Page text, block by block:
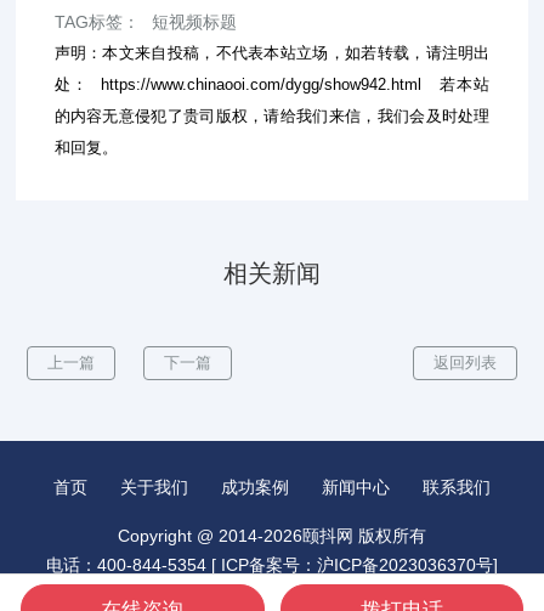
TAG标签： 短视频标题
声明：本文来自投稿，不代表本站立场，如若转载，请注明出
处：
https://www.chinaooi.com/dygg/show942.html
若本站
的内容无意侵犯了贵司版权，请给我们来信，我们会及时处理
和回复。
相关新闻
上一篇 下一篇 返回列表
首页 关于我们 成功案例 新闻中心 联系我们
Copyright @ 2014-2026颐抖网 版权所有
电话：400-844-5354 [ ICP备案号：沪ICP备2023036370号]
昆山抖音推广 北京抖音推广